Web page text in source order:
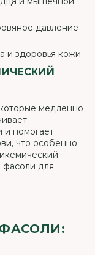
давление
и здоровья кожи.
медленно
и помогает
что особенно
фасоли для